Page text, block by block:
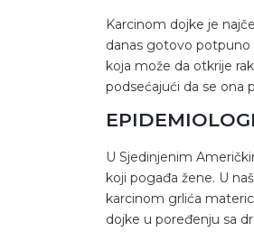
Karcinom dojke je
danas gotovo potpuno
koja može da otkrije
podsećajući da se ona
U Sjedinjenim
koji pogađa žene. U
karcinom grlića
dojke u poređenju sa